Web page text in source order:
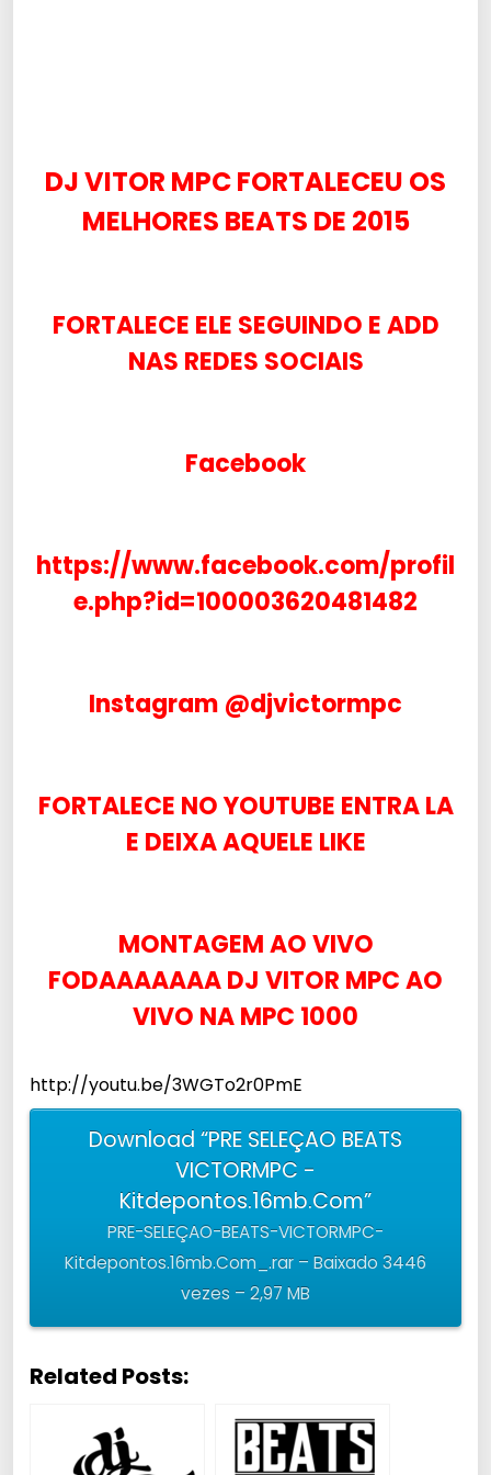
DJ VITOR MPC FORTALECEU OS
MELHORES BEATS DE 2015
FORTALECE ELE SEGUINDO E ADD
NAS REDES SOCIAIS
Facebook
https://www.facebook.com/profil
e.php?id=100003620481482
Instagram @djvictormpc
FORTALECE NO YOUTUBE ENTRA LA
E DEIXA AQUELE LIKE
MONTAGEM AO VIVO
FODAAAAAAA DJ VITOR MPC AO
VIVO NA MPC 1000
http://youtu.be/3WGTo2r0PmE
Download “PRE SELEÇAO BEATS
VICTORMPC -
Kitdepontos.16mb.Com”
PRE-SELEÇAO-BEATS-VICTORMPC-
Kitdepontos.16mb.Com_.rar – Baixado 3446
vezes – 2,97 MB
Related Posts: